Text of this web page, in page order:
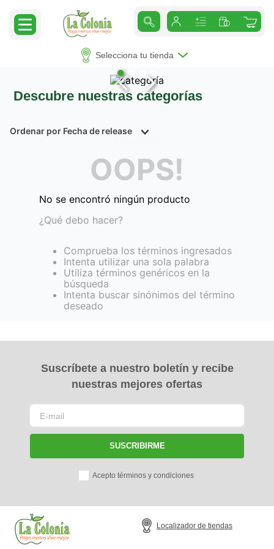
Selecciona tu tienda
Descubre nuestras categorías
Ordenar por Fecha de release
OOPS!
No se encontró ningún producto
¿Qué debo hacer?
Comprueba los términos ingresados
Intenta utilizar una sola palabra
Utiliza términos genéricos en la
búsqueda
Intenta buscar sinónimos del término
deseado
Suscríbete a nuestro boletín y recibe
nuestras mejores ofertas
SUSCRIBIRME
Acepto términos y condiciones
Localizador de tiendas